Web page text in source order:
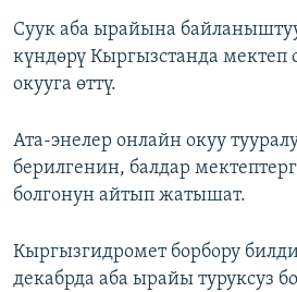
Суук аба ырайына
күндөрү Кыргызстанда мектеп
окууга өттү.
Ата-энелер онлайн окуу
берилгенин, балдар
болгонун айтып жатышат.
Кыргызгидромет борбору
декабрда аба ырайы туруксуз